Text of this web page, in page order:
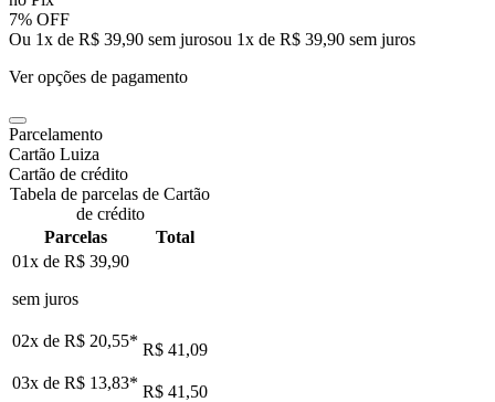
7% OFF
Ou 1x de R$ 39,90 sem jurosou 1x de R$ 39,90 sem juros
Ver opções de pagamento
Parcelamento
Cartão Luiza
Cartão de crédito
Tabela de parcelas de Cartão
de crédito
Parcelas
Total
01x de R$ 39,90
sem juros
02x de R$ 20,55* R$ 41,09
03x de R$ 13,83* R$ 41,50